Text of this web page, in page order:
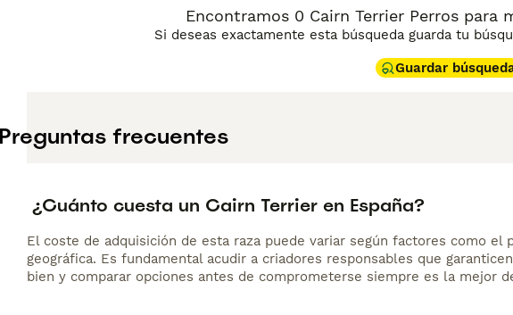
Encontramos 0 Cairn Terrier Perros para
Si deseas exactamente esta búsqueda guarda tu
Guardar
Preguntas frecuentes
¿Cuánto cuesta un Cairn Terrier en España?
El coste de adquisición de esta raza puede variar según factores como
geográfica. Es fundamental acudir a criadores responsables que
bien y comparar opciones antes de comprometerse siempre es la mejor